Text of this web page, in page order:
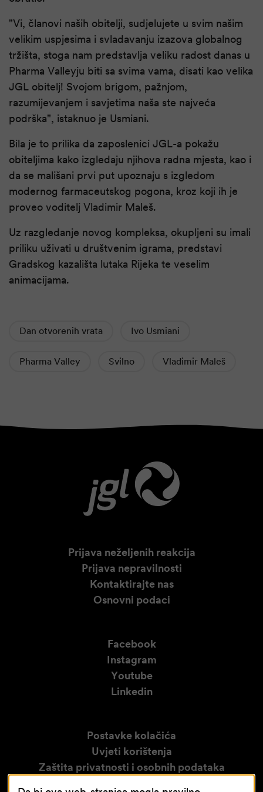
"Vi, članovi naših obitelji, sudjelujete u svim našim
velikim uspjesima i svladavanju izazova globalnog
tržišta, stoga nam predstavlja veliku radost danas u
Pharma Valleyju biti sa svima vama, disati kao velika
JGL obitelj! Svojom brigom, pažnjom,
razumijevanjem i savjetima naša ste najveća
podrška", istaknuo je Usmiani.
Bila je to prilika da zaposlenici JGL-a pokažu
obiteljima kako izgledaju njihova radna mjesta, kao i
da se mališani prvi put upoznaju s izgledom
modernog farmaceutskog pogona, kroz koji ih je
proveo voditelj Vladimir Maleš.
Uz razgledanje novog kompleksa, okupljeni su imali
priliku uživati u društvenim igrama, predstavi
Gradskog kazališta lutaka Rijeka te veselim
animacijama.
Dan otvorenih vrata Ivo Usmiani
Pharma Valley Svilno Vladimir Maleš
Prijava neželjenih reakcija
Prijava nepravilnosti
Kontaktirajte nas
Osnovni podaci
Facebook
Instagram
Youtube
Linkedin
Postavke kolačića
Uvjeti korištenja
Zaštita privatnosti i osobnih podataka